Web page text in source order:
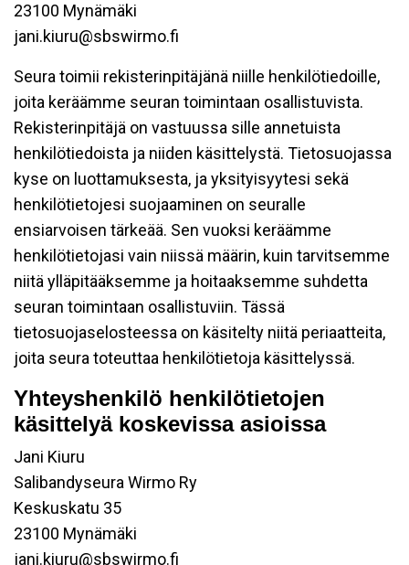
23100 Mynämäki
jani.kiuru@sbswirmo.fi
Seura toimii rekisterinpitäjänä niille henkilötiedoille,
joita keräämme seuran toimintaan osallistuvista.
Rekisterinpitäjä on vastuussa sille annetuista
henkilötiedoista ja niiden käsittelystä. Tietosuojassa
kyse on luottamuksesta, ja yksityisyytesi sekä
henkilötietojesi suojaaminen on seuralle
ensiarvoisen tärkeää. Sen vuoksi keräämme
henkilötietojasi vain niissä määrin, kuin tarvitsemme
niitä ylläpitääksemme ja hoitaaksemme suhdetta
seuran toimintaan osallistuviin. Tässä
tietosuojaselosteessa on käsitelty niitä periaatteita,
joita seura toteuttaa henkilötietoja käsittelyssä.
Yhteyshenkilö henkilötietojen
käsittelyä koskevissa asioissa
Jani Kiuru
Salibandyseura Wirmo Ry
Keskuskatu 35
23100 Mynämäki
jani.kiuru@sbswirmo.fi